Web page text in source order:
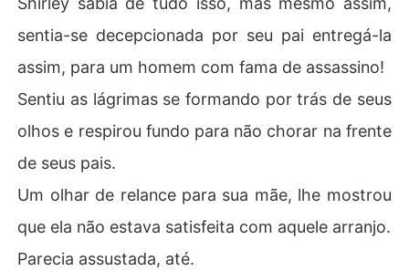
sentia-se decepcionada por seu pai entregá-la
assim, para um homem com fama de assassino!
Sentiu as lágrimas se formando por trás de seus
olhos e respirou fundo para não chorar na frente
de seus pais.
Um olhar de relance para sua mãe, lhe mostrou
que ela não estava satisfeita com aquele arranjo.
Parecia assustada, até.